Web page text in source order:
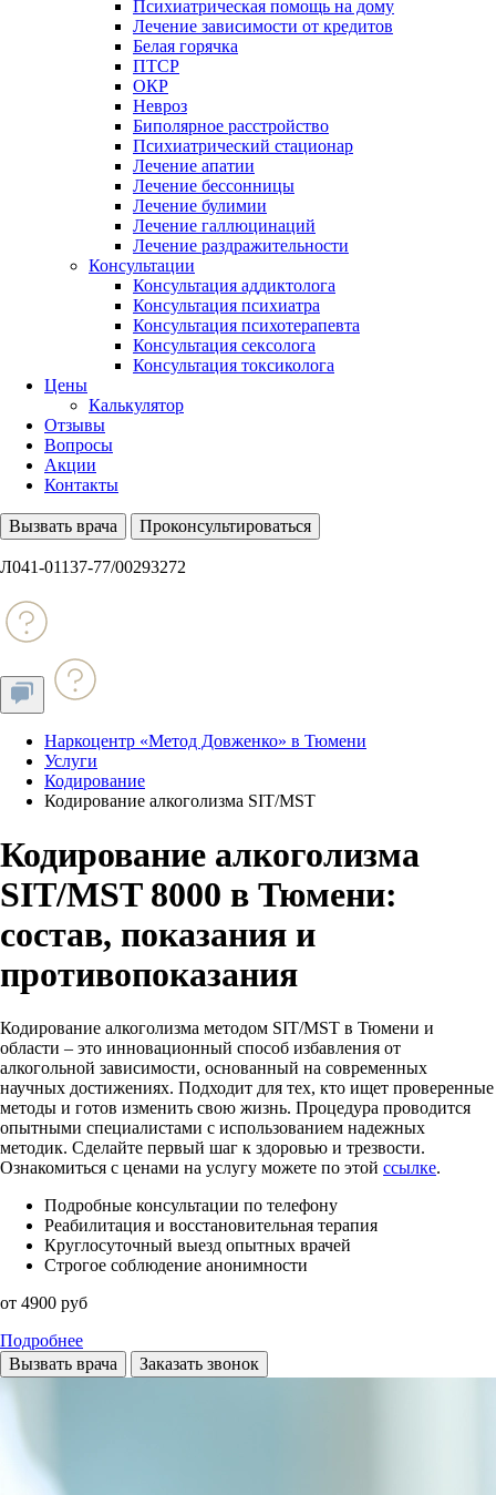
Психиатрическая помощь на дому
Лечение зависимости от кредитов
Белая горячка
ПТСР
ОКР
Невроз
Биполярное расстройство
Психиатрический стационар
Лечение апатии
Лечение бессонницы
Лечение булимии
Лечение галлюцинаций
Лечение раздражительности
Консультации
Консультация аддиктолога
Консультация психиатра
Консультация психотерапевта
Консультация сексолога
Консультация токсиколога
Цены
Калькулятор
Отзывы
Вопросы
Акции
Контакты
Вызвать врача Проконсультироваться
Л041-01137-77/00293272
Наркоцентр «Метод Довженко» в Тюмени
Услуги
Кодирование
Кодирование алкоголизма SIT/MST
Кодирование алкоголизма
SIT/MST 8000 в Тюмени:
состав, показания и
противопоказания
Кодирование алкоголизма методом SIT/MST в Тюмени и
области – это инновационный способ избавления от
алкогольной зависимости, основанный на современных
научных достижениях. Подходит для тех, кто ищет проверенные
методы и готов изменить свою жизнь. Процедура проводится
опытными специалистами с использованием надежных
методик. Сделайте первый шаг к здоровью и трезвости.
Ознакомиться с ценами на услугу можете по этой ссылке.
Подробные консультации по телефону
Реабилитация и восстановительная терапия
Круглосуточный выезд опытных врачей
Строгое соблюдение анонимности
от 4900 руб
Подробнее
Вызвать врача
Заказать звонок